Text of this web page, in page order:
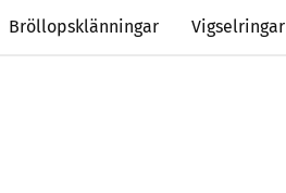
Bröllopsklänningar Vigselringar